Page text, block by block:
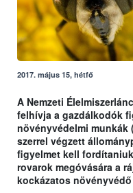
2017. május 15, hétfő
A Nemzeti
felhívja a gazdálkodók
növényvédelmi
szerrel végzett
figyelmet kell
rovarok megóvására a
kockázatos